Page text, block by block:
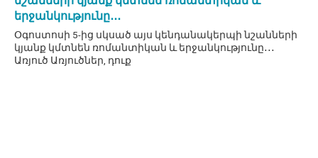
երջանկությունը․․․
Օգոստոսի 5-ից սկսած այս կենդանակերպի նշանների
կյանք կմտնեն ռոմանտիկան և երջանկությունը․․․
Առյուծ Առյուծներ, դուք